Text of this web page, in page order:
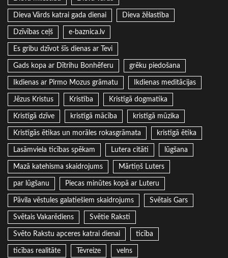
Dieva Vārds katrai gada dienai Dieva žēlastība
Dzīvības ceļš e-baznica.lv
Es gribu dzīvot šīs dienas ar Tevi
Gads kopa ar Dītrihu Bonhēferu grēku piedošana
Ikdienas ar Pirmo Mozus grāmatu Ikdienas meditācijas
Jēzus Kristus Kristība Kristīgā dogmatika
Kristīgā dzīve kristīgā mācība kristīgā mūzika
Kristīgās ētikas un morāles rokasgrāmata kristīgā ētika
Lasāmviela ticības spēkam Lutera citāti lūgšana
Mazā katehisma skaidrojums Mārtiņš Luters
par lūgšanu Piecas minūtes kopā ar Luteru
Pāvila vēstules galatiešiem skaidrojums Svētais Gars
Svētais Vakarēdiens Svētie Raksti
Svēto Rakstu apceres katrai dienai ticība
ticības realitāte Tēvreize velns